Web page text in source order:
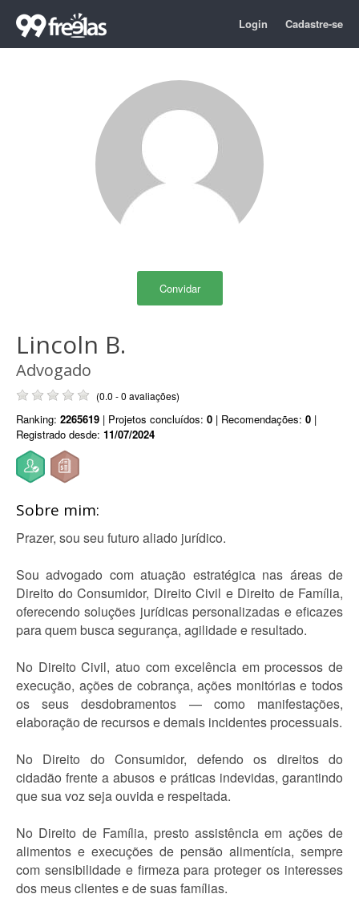
Login Cadastre-se
Convidar
Lincoln B.
Advogado
(0.0 - 0 avaliações)
Ranking: 2265619 | Projetos concluídos: 0 | Recomendações: 0 |
Registrado desde: 11/07/2024
Sobre mim:
Prazer, sou seu futuro aliado jurídico.
Sou advogado com atuação estratégica nas áreas de
Direito do Consumidor, Direito Civil e Direito de Família,
oferecendo soluções jurídicas personalizadas e eficazes
para quem busca segurança, agilidade e resultado.
No Direito Civil, atuo com excelência em processos de
execução, ações de cobrança, ações monitórias e todos
os seus desdobramentos — como manifestações,
elaboração de recursos e demais incidentes processuais.
No Direito do Consumidor, defendo os direitos do
cidadão frente a abusos e práticas indevidas, garantindo
que sua voz seja ouvida e respeitada.
No Direito de Família, presto assistência em ações de
alimentos e execuções de pensão alimentícia, sempre
com sensibilidade e firmeza para proteger os interesses
dos meus clientes e de suas famílias.